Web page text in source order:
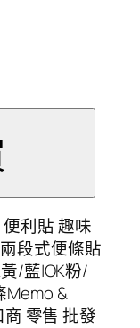
便利貼 趣味
段式便條貼
/藍|OK粉/
Memo &
零售 批發